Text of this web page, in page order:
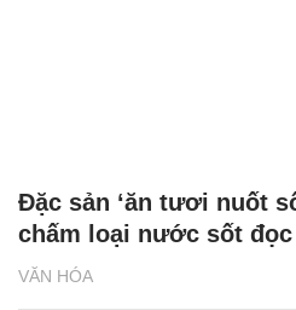
VĂN HÓA
Đặc sản ‘ăn tươi nuốt
chấm loại nước sốt